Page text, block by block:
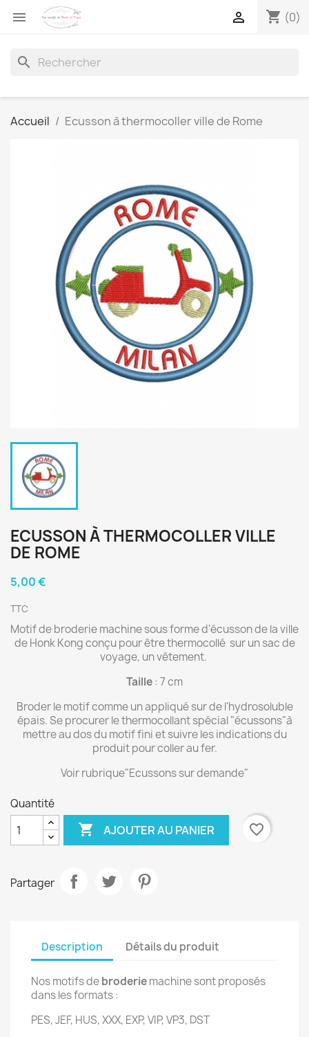
 shopping_cart (0)

search
Accueil Ecusson à thermocoller ville de Rome
ECUSSON À THERMOCOLLER VILLE
DE ROME
5,00 €
TTC
Motif de broderie machine sous forme d'écusson de la ville
de Honk Kong conçu pour être thermocollé sur un sac de
voyage, un vêtement.
Taille: 7 cm
Broder le motif comme un appliqué sur de l'hydrosoluble
épais. Se procurer le thermocollant spécial "écussons"à
mettre au dos du motif fini et suivre les indications du
produit pour coller au fer.
Voir rubrique"Ecussons sur demande"
Quantité
 AJOUTER AU PANIER favorite_border
Partager
Description Détails du produit
Nos motifs debroderiemachine sont proposés
dans les formats :
PES, JEF, HUS, XXX, EXP, VIP, VP3, DST